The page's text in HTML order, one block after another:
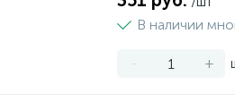
В наличии
- +